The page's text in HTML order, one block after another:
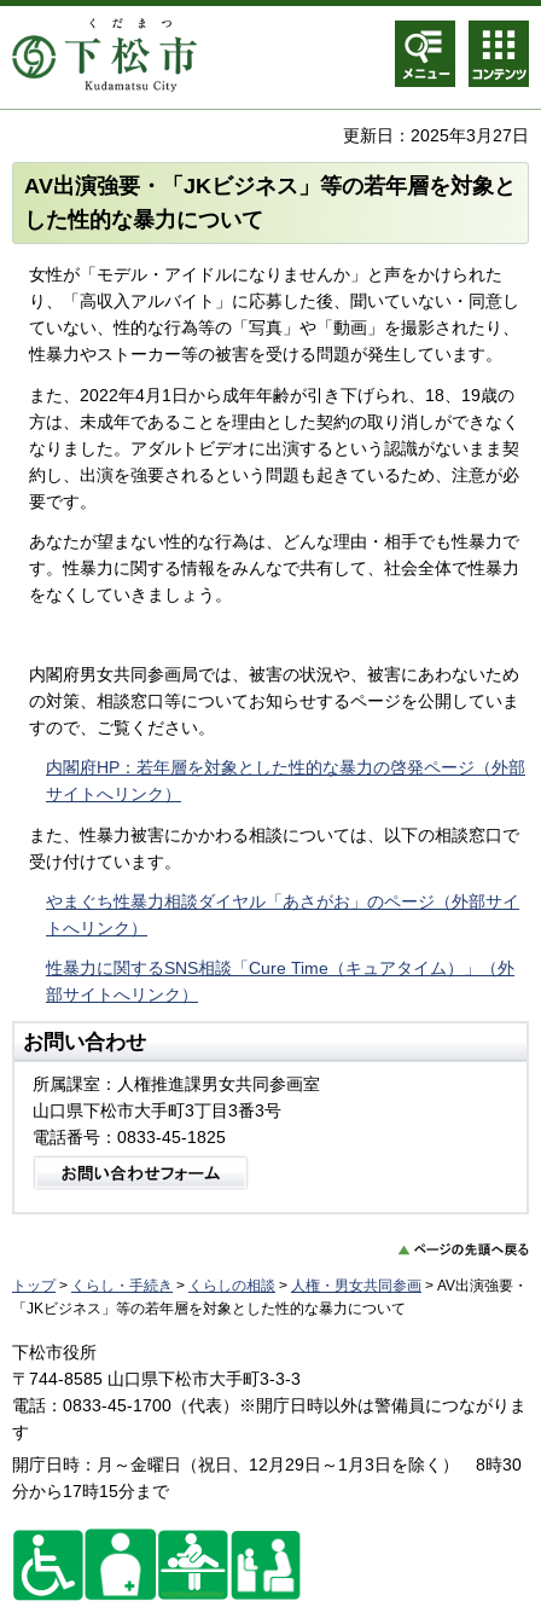
メニュ
ー
コンテ
ンツメ
ニュー
更新日：2025年3月27日
AV出演強要・「JKビジネス」等の若年層を対象と
した性的な暴力について
女性が「モデル・アイドルになりませんか」と声をかけられた
り、「高収入アルバイト」に応募した後、聞いていない・同意し
ていない、性的な行為等の「写真」や「動画」を撮影されたり、
性暴力やストーカー等の被害を受ける問題が発生しています。
また、2022年4月1日から成年年齢が引き下げられ、18、19歳の
方は、未成年であることを理由とした契約の取り消しができなく
なりました。アダルトビデオに出演するという認識がないまま契
約し、出演を強要されるという問題も起きているため、注意が必
要です。
あなたが望まない性的な行為は、どんな理由・相手でも性暴力で
す。性暴力に関する情報をみんなで共有して、社会全体で性暴力
をなくしていきましょう。
内閣府男女共同参画局では、被害の状況や、被害にあわないため
の対策、相談窓口等についてお知らせするページを公開していま
すので、ご覧ください。
内閣府HP：若年層を対象とした性的な暴力の啓発ページ（外部
サイトへリンク）
また、性暴力被害にかかわる相談については、以下の相談窓口で
受け付けています。
やまぐち性暴力相談ダイヤル「あさがお」のページ（外部サイ
トへリンク）
性暴力に関するSNS相談「Cure Time（キュアタイム）」（外
部サイトへリンク）
お問い合わせ
所属課室：人権推進課男女共同参画室
山口県下松市大手町3丁目3番3号
電話番号：0833-45-1825
トップ> くらし・手続き > くらしの相談 > 人権・男女共同参画 > AV出演強要・
「JKビジネス」等の若年層を対象とした性的な暴力について
下松市役所
〒744-8585 山口県下松市大手町3-3-3
電話：0833-45-1700（代表）※開庁日時以外は警備員につながりま
す
開庁日時：月～金曜日（祝日、12月29日～1月3日を除く） 8時30
分から17時15分まで